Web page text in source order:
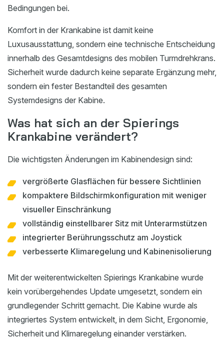
Bedingungen bei.
Komfort in der Krankabine ist damit keine
Luxusausstattung, sondern eine technische Entscheidung
innerhalb des Gesamtdesigns des mobilen Turmdrehkrans.
Sicherheit wurde dadurch keine separate Ergänzung mehr,
sondern ein fester Bestandteil des gesamten
Systemdesigns der Kabine.
Was hat sich an der Spierings
Krankabine verändert?
Die wichtigsten Änderungen im Kabinendesign sind:
vergrößerte Glasflächen für bessere Sichtlinien
kompaktere Bildschirmkonfiguration mit weniger
visueller Einschränkung
vollständig einstellbarer Sitz mit Unterarmstützen
integrierter Berührungsschutz am Joystick
verbesserte Klimaregelung und Kabinenisolierung
Mit der weiterentwickelten Spierings Krankabine wurde
kein vorübergehendes Update umgesetzt, sondern ein
grundlegender Schritt gemacht. Die Kabine wurde als
integriertes System entwickelt, in dem Sicht, Ergonomie,
Sicherheit und Klimaregelung einander verstärken.